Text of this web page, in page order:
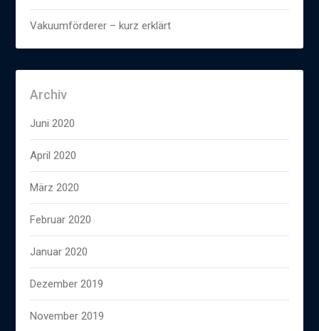
Vakuumförderer – kurz erklärt
Archiv
Juni 2020
April 2020
März 2020
Februar 2020
Januar 2020
Dezember 2019
November 2019